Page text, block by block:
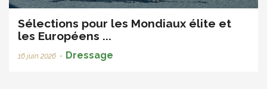
Sélections pour les Mondiaux élite et
les Européens ...
16 juin 2026 • Dressage